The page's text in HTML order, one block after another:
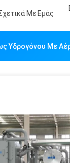
Με Εμάς
Υδρογόνου Με